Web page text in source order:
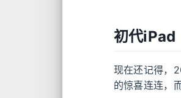
初代iPad
现在还记得，
的惊喜连连，